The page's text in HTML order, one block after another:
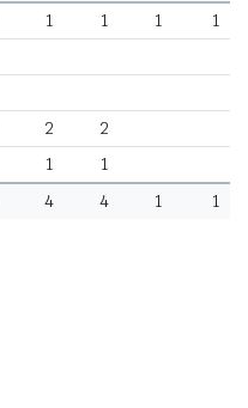
1 1 1
1
2
2
1
1
4 4 1 1